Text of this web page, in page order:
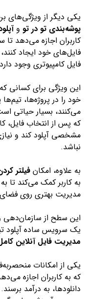
یکی دیگر از ویژگی‌های
پوشه‌بندی تو در تو و
کاربران اجازه می‌دهد تا
فایل‌های خود ایجاد
فایل کامپیوتری وجود
این ویژگی برای کسانی
خود را در پروژه‌ها،
می‌کنند، بسیار حیاتی
که پس از انتخاب فایل،
مشخصی آپلود کند و
نباشد.
به علاوه، امکان فیلتر
به کاربر کمک می‌کند تا
مدیریت بهتری روی
این سطح از سازمان‌دهی و
یک سرویس ساده آپلود
مدیریت فایل آنلاین
یکی از امکانات
که به کاربران اجازه
دانلودها، به درآمد